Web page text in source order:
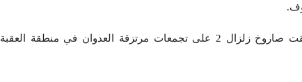
وذكر مصدر عسكري أن وحدات القوة الصاروخية أطلقت صاروخ زلزال 2 على تجمعات مرتزقة العدوان في منطقة العقبة